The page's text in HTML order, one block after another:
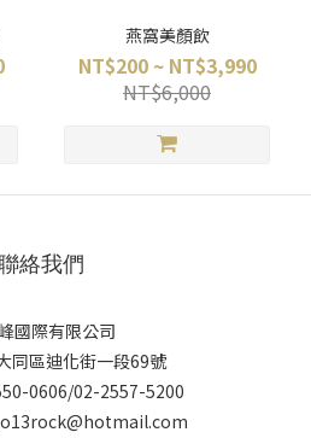
燕窩美顏飲
NT$200 ~ NT$3,990
NT$6,000
絡我們
國際有限公司
同區迪化街一段69號
0606/02-2557-5200